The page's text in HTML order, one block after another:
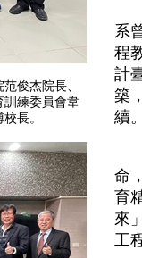
俊杰院長、
訓練委員會韋
長。
系
程
計
築
續。
命
育
來
工